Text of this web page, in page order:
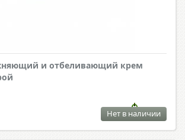
и отбеливающий крем
Нет в наличии